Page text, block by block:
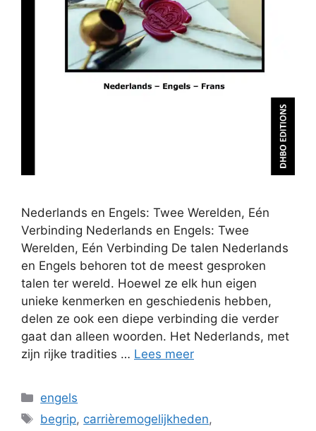
Nederlands en Engels: Twee Werelden, Eén
Verbinding Nederlands en Engels: Twee
Werelden, Eén Verbinding De talen Nederlands
en Engels behoren tot de meest gesproken
talen ter wereld. Hoewel ze elk hun eigen
unieke kenmerken en geschiedenis hebben,
delen ze ook een diepe verbinding die verder
gaat dan alleen woorden. Het Nederlands, met
zijn rijke tradities … Lees meer
Categorieën
engels
Tags
begrip, carrièremogelijkheden,